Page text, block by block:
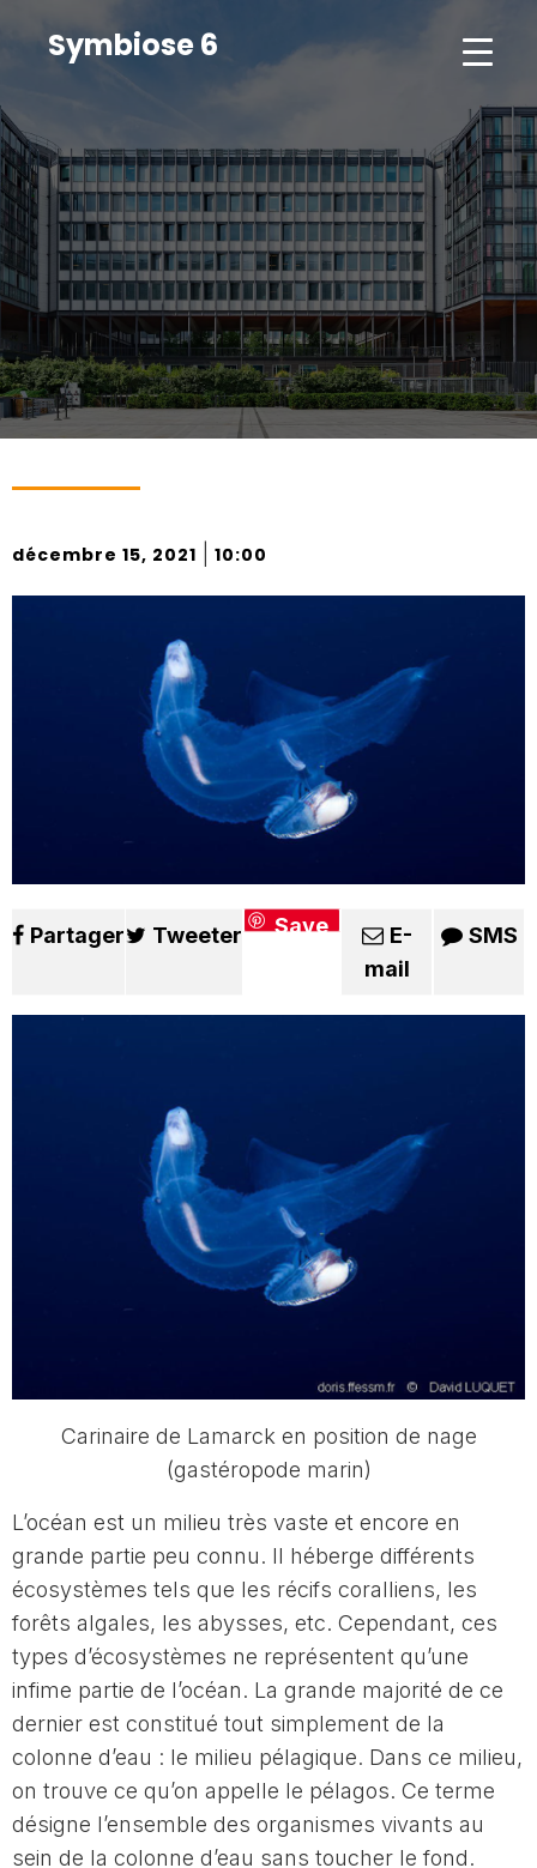
Symbiose 6
décembre 15, 2021 10:00
Partager Tweeter Save
E-
mail
SMS
Carinaire de Lamarck en position de nage
(gastéropode marin)
L’océan est un milieu très vaste et encore en
grande partie peu connu. Il héberge différents
écosystèmes tels que les récifs coralliens, les
forêts algales, les abysses, etc. Cependant, ces
types d’écosystèmes ne représentent qu’une
infime partie de l’océan. La grande majorité de ce
dernier est constitué tout simplement de la
colonne d’eau : le milieu pélagique. Dans ce milieu,
on trouve ce qu’on appelle le pélagos. Ce terme
désigne l’ensemble des organismes vivants au
sein de la colonne d’eau sans toucher le fond.